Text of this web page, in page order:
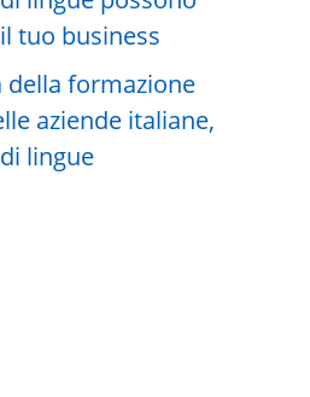
della formazione
aziende italiane,
lingue